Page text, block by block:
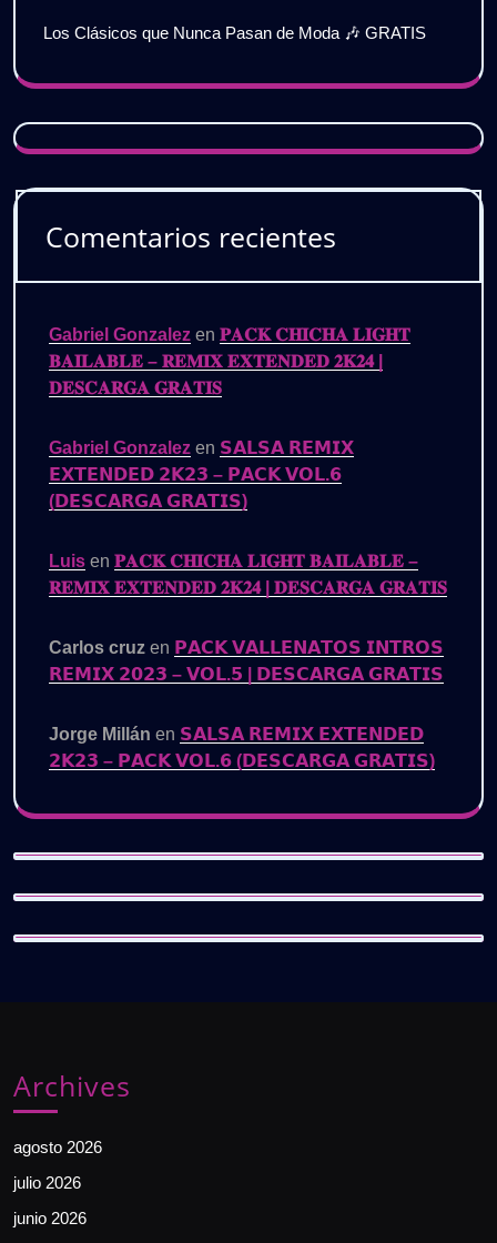
Los Clásicos que Nunca Pasan de Moda 🎶 GRATIS
Comentarios recientes
Gabriel Gonzalez en 𝐏𝐀𝐂𝐊 𝐂𝐇𝐈𝐂𝐇𝐀 𝐋𝐈𝐆𝐇𝐓
𝐁𝐀𝐈𝐋𝐀𝐁𝐋𝐄 – 𝐑𝐄𝐌𝐈𝐗 𝐄𝐗𝐓𝐄𝐍𝐃𝐄𝐃 𝟐𝐊𝟐𝟒 |
𝐃𝐄𝐒𝐂𝐀𝐑𝐆𝐀 𝐆𝐑𝐀𝐓𝐈𝐒
Gabriel Gonzalez en 𝗦𝗔𝗟𝗦𝗔 𝗥𝗘𝗠𝗜𝗫
𝗘𝗫𝗧𝗘𝗡𝗗𝗘𝗗 𝟮𝗞𝟮𝟯 – 𝗣𝗔𝗖𝗞 𝗩𝗢𝗟.𝟲
(𝗗𝗘𝗦𝗖𝗔𝗥𝗚𝗔 𝗚𝗥𝗔𝗧𝗜𝗦)
Luis en 𝐏𝐀𝐂𝐊 𝐂𝐇𝐈𝐂𝐇𝐀 𝐋𝐈𝐆𝐇𝐓 𝐁𝐀𝐈𝐋𝐀𝐁𝐋𝐄 –
𝐑𝐄𝐌𝐈𝐗 𝐄𝐗𝐓𝐄𝐍𝐃𝐄𝐃 𝟐𝐊𝟐𝟒 | 𝐃𝐄𝐒𝐂𝐀𝐑𝐆𝐀 𝐆𝐑𝐀𝐓𝐈𝐒
Carlos cruz en 𝗣𝗔𝗖𝗞 𝗩𝗔𝗟𝗟𝗘𝗡𝗔𝗧𝗢𝗦 𝗜𝗡𝗧𝗥𝗢𝗦
𝗥𝗘𝗠𝗜𝗫 𝟮𝟬𝟮𝟯 – 𝗩𝗢𝗟.𝟱 | 𝗗𝗘𝗦𝗖𝗔𝗥𝗚𝗔 𝗚𝗥𝗔𝗧𝗜𝗦
Jorge Millán en 𝗦𝗔𝗟𝗦𝗔 𝗥𝗘𝗠𝗜𝗫 𝗘𝗫𝗧𝗘𝗡𝗗𝗘𝗗
𝟮𝗞𝟮𝟯 – 𝗣𝗔𝗖𝗞 𝗩𝗢𝗟.𝟲 (𝗗𝗘𝗦𝗖𝗔𝗥𝗚𝗔 𝗚𝗥𝗔𝗧𝗜𝗦)
Archives
agosto 2026
julio 2026
junio 2026